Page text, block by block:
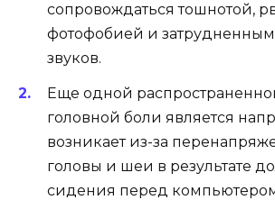
сопровождаться тошнотой,
фотофобией и
звуков.
Еще одной
головной боли является
возникает из-за
головы и шеи в результате
сидения перед